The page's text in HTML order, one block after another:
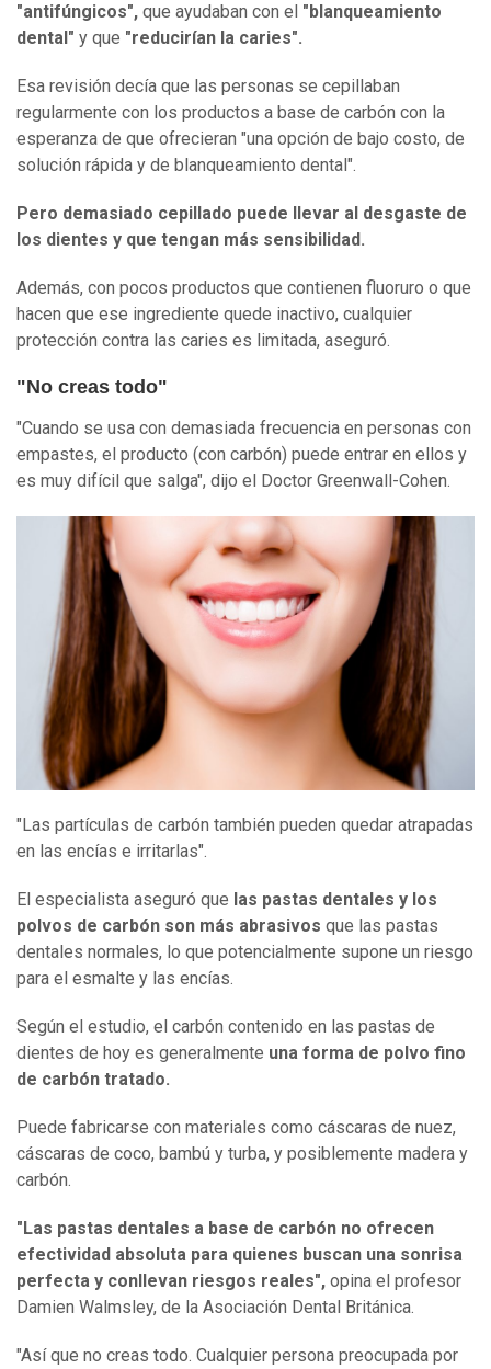
"antifúngicos", que ayudaban con el "blanqueamiento
dental" y que "reducirían la caries".
Esa revisión decía que las personas se cepillaban
regularmente con los productos a base de carbón con la
esperanza de que ofrecieran "una opción de bajo costo, de
solución rápida y de blanqueamiento dental".
Pero demasiado cepillado puede llevar al desgaste de
los dientes y que tengan más sensibilidad.
Además, con pocos productos que contienen fluoruro o que
hacen que ese ingrediente quede inactivo, cualquier
protección contra las caries es limitada, aseguró.
"No creas todo"
"Cuando se usa con demasiada frecuencia en personas con
empastes, el producto (con carbón) puede entrar en ellos y
es muy difícil que salga", dijo el Doctor Greenwall-Cohen.
"Las partículas de carbón también pueden quedar atrapadas
en las encías e irritarlas".
El especialista aseguró que las pastas dentales y los
polvos de carbón son más abrasivos que las pastas
dentales normales, lo que potencialmente supone un riesgo
para el esmalte y las encías.
Según el estudio, el carbón contenido en las pastas de
dientes de hoy es generalmente una forma de polvo fino
de carbón tratado.
Puede fabricarse con materiales como cáscaras de nuez,
cáscaras de coco, bambú y turba, y posiblemente madera y
carbón.
"Las pastas dentales a base de carbón no ofrecen
efectividad absoluta para quienes buscan una sonrisa
perfecta y conllevan riesgos reales", opina el profesor
Damien Walmsley, de la Asociación Dental Británica.
"Así que no creas todo. Cualquier persona preocupada por